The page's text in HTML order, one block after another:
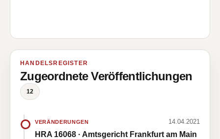
HANDELSREGISTER
Zugeordnete Veröffentlichungen
12
VERÄNDERUNGEN 14.04.2021
HRA 16068 · Amtsgericht Frankfurt am Main